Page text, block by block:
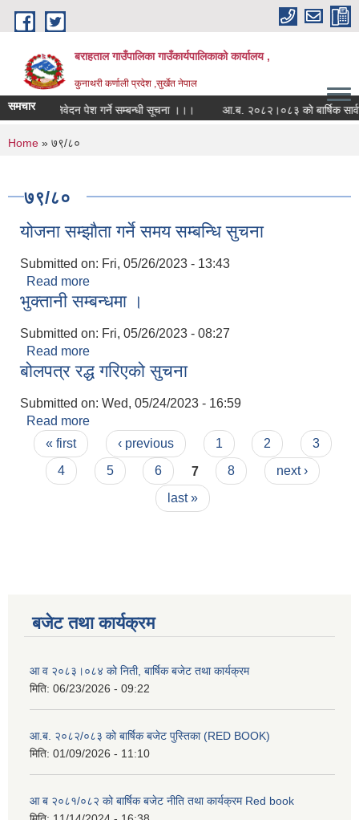
Skip to main content
बराहताल गाउँपालिका गाउँकार्यपालिकाको कार्यालय ,
कुनाथरी कर्णाली प्रदेश ,सुर्खेत नेपाल
समचार
सहितको निवेदन पेश गर्ने सम्बन्धी सूचना ।।। आ.ब. २०८२।०८३ को बार्षिक
You are here
Home » ७९/८०
७९/८०
योजना सम्झौता गर्ने समय सम्बन्धि सुचना
Submitted on: Fri, 05/26/2023 - 13:43
Read more
भुक्तानी सम्बन्धमा ।
Submitted on: Fri, 05/26/2023 - 08:27
Read more
बोलपत्र रद्ध गरिएको सुचना
Submitted on: Wed, 05/24/2023 - 16:59
Read more
Pages
« first ‹ previous 1 2
3
4
5 6 7 8
next ›
last »
बजेट तथा कार्यक्रम
आ व २०८३।०८४ को निती, बार्षिक बजेट तथा कार्यक्रम
मिति: 06/23/2026 - 09:22
आ.ब. २०८२/०८३ को बार्षिक बजेट पुस्तिका (RED BOOK)
मिति: 01/09/2026 - 11:10
आ ब २०८१/०८२ को बार्षिक बजेट नीति तथा कार्यक्रम Red book